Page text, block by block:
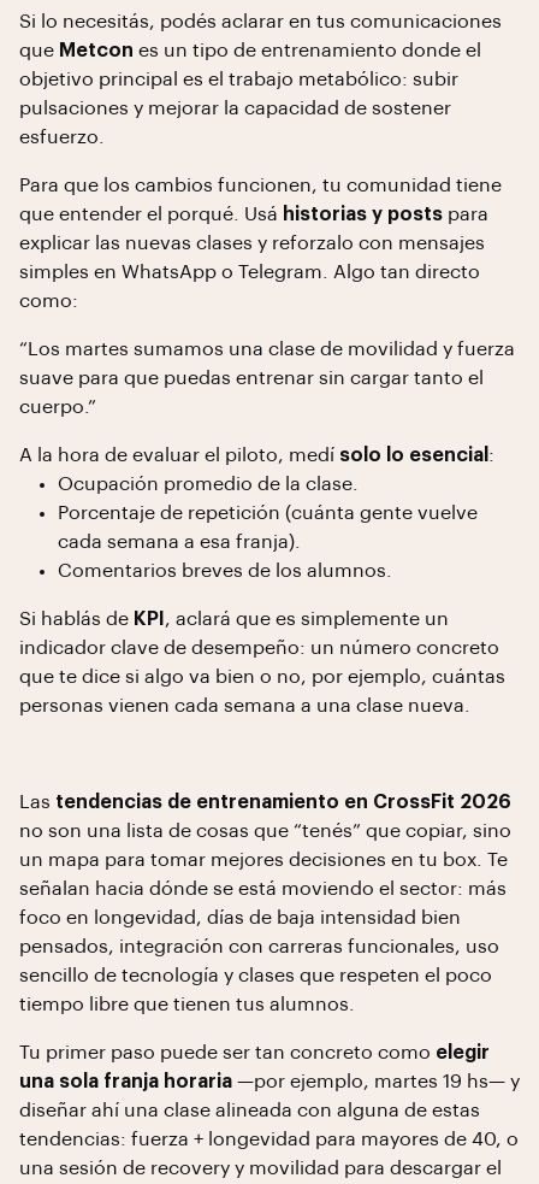
Si lo necesitás, podés aclarar en tus comunicaciones
que Metcon es un tipo de entrenamiento donde el
objetivo principal es el trabajo metabólico: subir
pulsaciones y mejorar la capacidad de sostener
esfuerzo.
Para que los cambios funcionen, tu comunidad tiene
que entender el porqué. Usá historias y posts para
explicar las nuevas clases y reforzalo con mensajes
simples en WhatsApp o Telegram. Algo tan directo
como:
“Los martes sumamos una clase de movilidad y fuerza
suave para que puedas entrenar sin cargar tanto el
cuerpo.”
A la hora de evaluar el piloto, medí solo lo esencial :
Ocupación promedio de la clase.
Porcentaje de repetición (cuánta gente vuelve
cada semana a esa franja).
Comentarios breves de los alumnos.
Si hablás de KPI , aclará que es simplemente un
indicador clave de desempeño: un número concreto
que te dice si algo va bien o no, por ejemplo, cuántas
personas vienen cada semana a una clase nueva.
Las tendencias de entrenamiento en CrossFit 2026
no son una lista de cosas que “tenés” que copiar, sino
un mapa para tomar mejores decisiones en tu box. Te
señalan hacia dónde se está moviendo el sector: más
foco en longevidad, días de baja intensidad bien
pensados, integración con carreras funcionales, uso
sencillo de tecnología y clases que respeten el poco
tiempo libre que tienen tus alumnos.
Tu primer paso puede ser tan concreto como elegir
una sola franja horaria —por ejemplo, martes 19 hs— y
diseñar ahí una clase alineada con alguna de estas
tendencias: fuerza + longevidad para mayores de 40, o
una sesión de recovery y movilidad para descargar el